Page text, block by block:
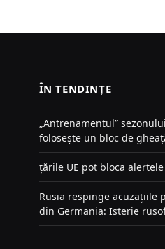
ÎN TENDINȚE
„Antrenamentul”
folosește un bloc de
țările UE pot bloca
Rusia respinge acuzațiile
din Germania: Isterie